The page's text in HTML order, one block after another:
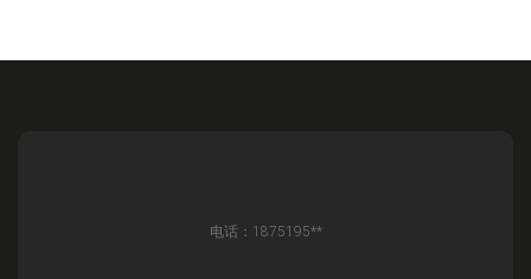
电话：1875195**